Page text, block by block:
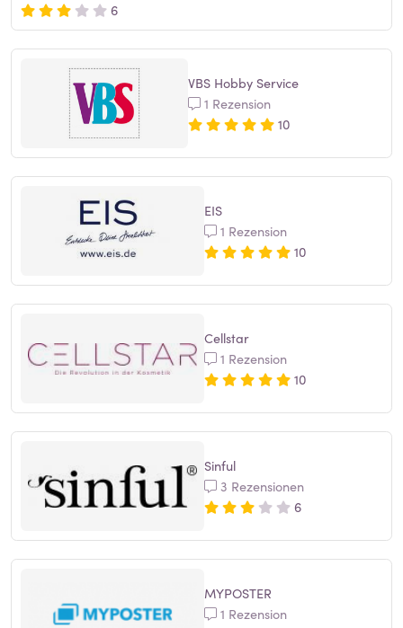
6
VBS Hobby Service
1 Rezension
10
EIS
1 Rezension
10
Cellstar
1 Rezension
10
Sinful
3 Rezensionen
6
MYPOSTER
1 Rezension